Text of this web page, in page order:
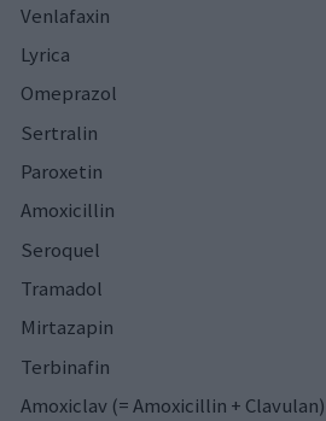
Venlafaxin
Lyrica
Omeprazol
Sertralin
Paroxetin
Amoxicillin
Seroquel
Tramadol
Mirtazapin
Terbinafin
Amoxiclav (= Amoxicillin + Clavulan)